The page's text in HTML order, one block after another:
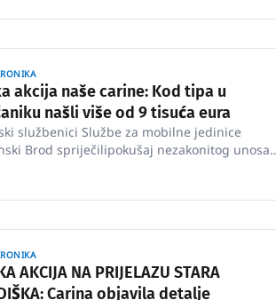
akcija naše carine: Kod tipa u
našli više od 9 tisuća eura
službenici Službe za mobilne jedinice
Brod spriječilipokušaj nezakonitog unosa
na graničnom prijelazu Stara Gradiška.
AKCIJA NA PRIJELAZU STARA
Carina objavila detalje